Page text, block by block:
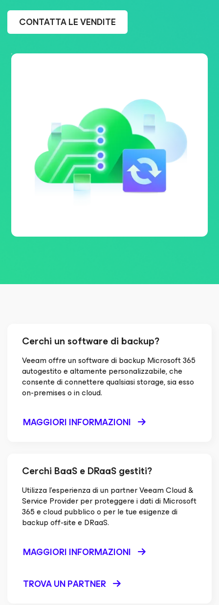
CONTATTA LE VENDITE
Cerchi un software di backup?
Veeam offre un software di backup Microsoft 365
autogestito e altamente personalizzabile, che
consente di connettere qualsiasi storage, sia esso
on-premises o in cloud.
MAGGIORI INFORMAZIONI
Cerchi BaaS e DRaaS gestiti?
Utilizza l'esperienza di un partner Veeam Cloud &
Service Provider per proteggere i dati di Microsoft
365 e cloud pubblico o per le tue esigenze di
backup off-site e DRaaS.
MAGGIORI INFORMAZIONI
TROVA UN PARTNER